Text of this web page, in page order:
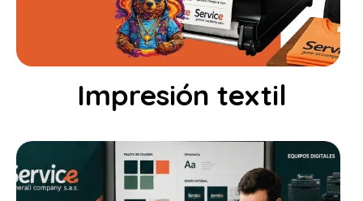
Impresión textil